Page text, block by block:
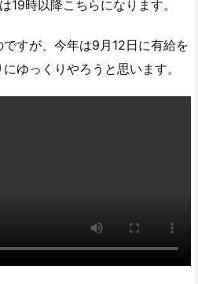
19時以降こちらになります。
すが、今年は9月12日に有給を
ゆっくりやろうと思います。